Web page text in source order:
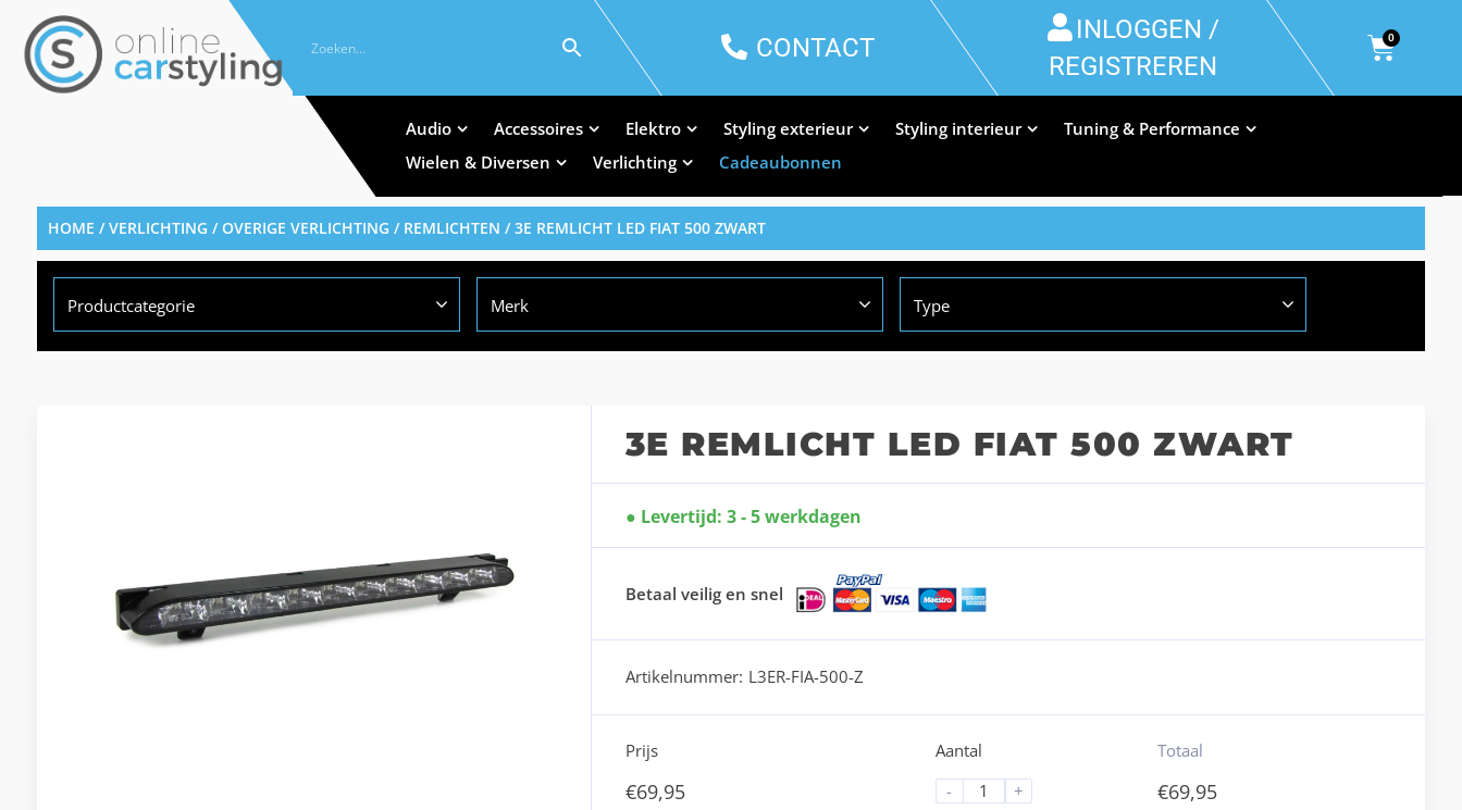
CONTACT
INLOGGEN /
REGISTREREN
0
Audio Accessoires Elektro Styling exterieur Styling interieur
Tuning & Performance
Wielen & Diversen
Verlichting Cadeaubonnen
HOME /VERLICHTING /OVERIGE VERLICHTING / REMLICHTEN / 3E REMLICHT LED FIAT 500 ZWART
Productcategorie Merk Type
3E REMLICHT LED FIAT 500 ZWART
Levertijd: 3 - 5 werkdagen
Betaal veilig en snel
Artikelnummer: L3ER-FIA-500-Z
Prijs
€69,95
Aantal
-
+
Totaal
€69,95